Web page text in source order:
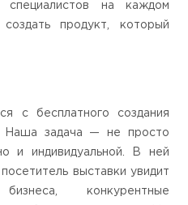
специалистов на каждом
продукт, который
с бесплатного создания
Наша задача — не просто
и индивидуальной. В ней
выставки увидит
конкурентные